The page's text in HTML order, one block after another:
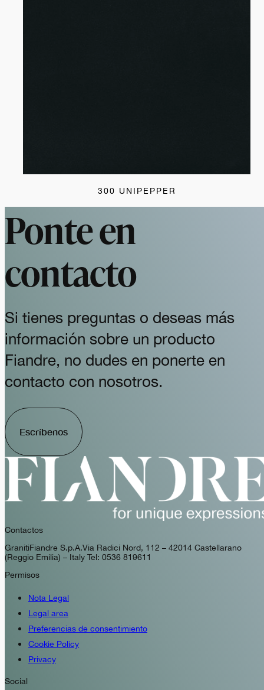
300 UNIPEPPER
Ponte en
contacto
Si tienes preguntas o deseas más
información sobre un producto
Fiandre, no dudes en ponerte en
contacto con nosotros.
Escríbenos
Contactos
GranitiFiandre S.p.A. Via Radici Nord, 112 – 42014 Castellarano
(Reggio Emilia) – Italy Tel: 0536 819611
Permisos
Nota Legal
Legal area
Preferencias de consentimiento
Cookie Policy
Privacy
Social